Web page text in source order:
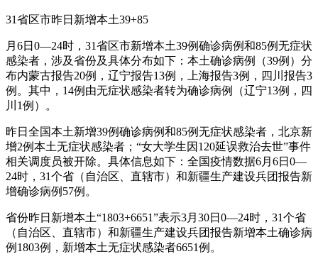
31省区市昨日新增本土39+85
月6日0—24时，31省区市新增本土39例确诊病例和85例无症状
感染者，涉及省份及具体分布如下：本土确诊病例（39例）分
布内蒙古报告20例，辽宁报告13例，上海报告3例，四川报告3
例。其中，14例由无症状感染者转为确诊病例（辽宁13例，四
川1例）。
昨日全国本土新增39例确诊病例和85例无症状感染者，北京新
增2例本土无症状感染者；“女大学生因120延误救治去世”事件
相关调度员被开除。具体信息如下：全国疫情数据6月6日0—
24时，31个省（自治区、直辖市）和新疆生产建设兵团报告新
增确诊病例57例。
省份昨日新增本土“1803+6651”表示3月30日0—24时，31个省
（自治区、直辖市）和新疆生产建设兵团报告新增本土确诊病
例1803例，新增本土无症状感染者6651例。